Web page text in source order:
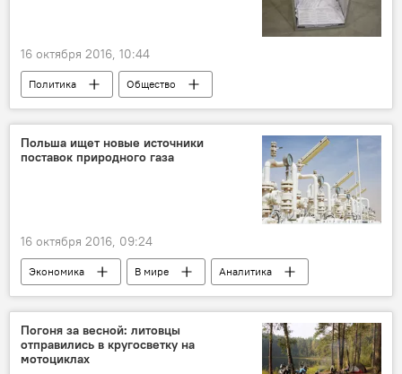
16 октября 2016, 10:44
Политика
Общество
Выборы в Сейм: осень — перемен восемь
Польша ищет новые источники
поставок природного газа
16 октября 2016, 09:24
Экономика В мире Аналитика
Погоня за весной: литовцы
отправились в кругосветку на
мотоциклах